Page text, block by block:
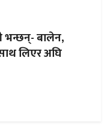
भन्छन्- बालेन,
लिएर अघि